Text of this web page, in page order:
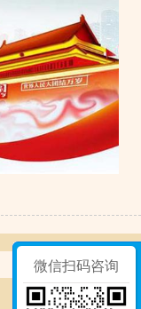
微信扫码咨询